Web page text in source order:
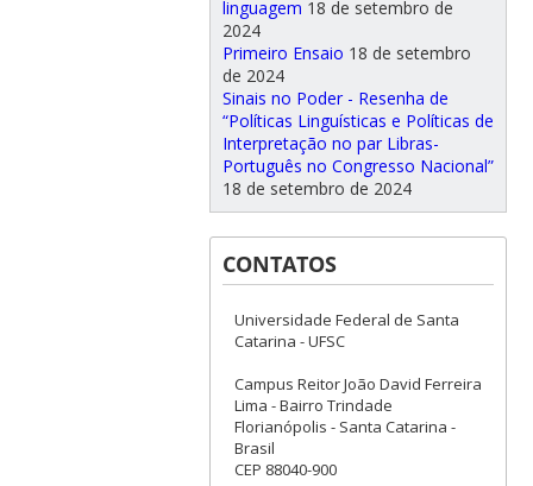
linguagem 18 de setembro de
2024
Primeiro Ensaio 18 de setembro
de 2024
Sinais no Poder - Resenha de
“Políticas Linguísticas e Políticas de
Interpretação no par Libras-
Português no Congresso Nacional”
18 de setembro de 2024
CONTATOS
Universidade Federal de Santa
Catarina - UFSC
Campus Reitor João David Ferreira
Lima - Bairro Trindade
Florianópolis - Santa Catarina -
Brasil
CEP 88040-900